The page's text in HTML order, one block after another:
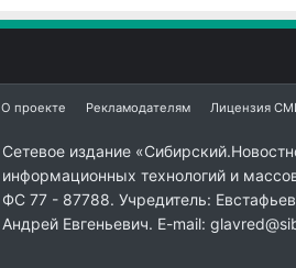
О проекте Рекламодателям Лицензия
Сетевое издание
информационных технологий и
ФС 77 - 87788. Учредитель:
Андрей Евгеньевич. E-mail: